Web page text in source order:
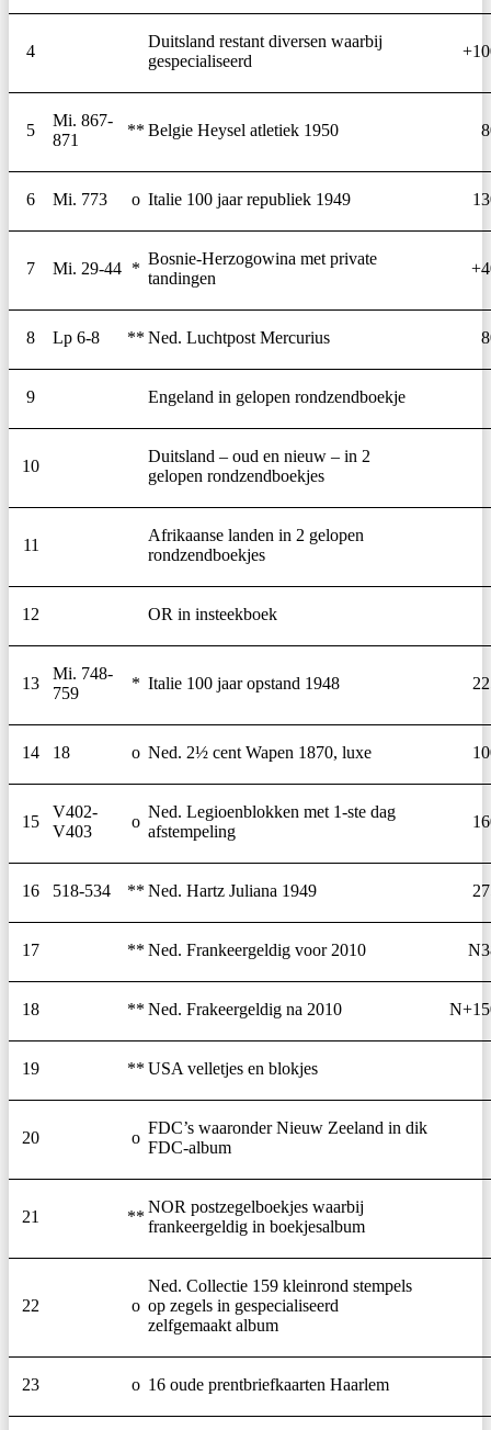
4
Duitsland restant diversen waarbij
gespecialiseerd
5
Mi. 867-
871
** Belgie Heysel atletiek 1950
6 Mi. 773 o Italie 100 jaar republiek 1949
7 Mi. 29-44 *
Bosnie-Herzogowina met private
tandingen
8 Lp 6-8 ** Ned. Luchtpost Mercurius
9 Engeland in gelopen rondzendboekje
10
Duitsland – oud en nieuw – in 2
gelopen rondzendboekjes
11
Afrikaanse landen in 2 gelopen
rondzendboekjes
12 OR in insteekboek
13
Mi. 748-
759
* Italie 100 jaar opstand 1948
14 18 o Ned. 2½ cent Wapen 1870, luxe
15
V402-
V403
o
Ned. Legioenblokken met 1-ste dag
afstempeling
16 518-534 ** Ned. Hartz Juliana 1949
17 ** Ned. Frankeergeldig voor 2010
18 ** Ned. Frakeergeldig na 2010
19 ** USA velletjes en blokjes
20 o
FDC’s waaronder Nieuw Zeeland in dik
FDC-album
21 **
NOR postzegelboekjes waarbij
frankeergeldig in boekjesalbum
22 o
Ned. Collectie 159 kleinrond stempels
op zegels in gespecialiseerd
zelfgemaakt album
23 o 16 oude prentbriefkaarten Haarlem